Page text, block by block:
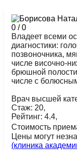
0 /0
Владеет всеми
диагностики:
позвоночника,
числе височно-
брюшной
числе с
Врач высшей
Стаж: 20,
Рейтинг: 4.4,
Стоимость
Цены могут
(клиника